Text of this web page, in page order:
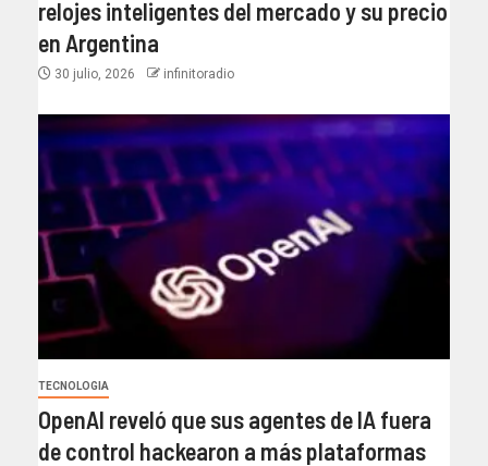
relojes inteligentes del mercado y su precio
en Argentina
30 julio, 2026 infinitoradio
TECNOLOGIA
OpenAI reveló que sus agentes de IA fuera
de control hackearon a más plataformas